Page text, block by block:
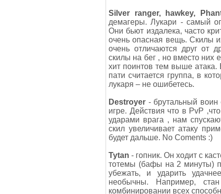
Silver ranger, hawkey,
демагеры. Лукари - самый
Они бьют издалека, часто
очень опасная вещь. Скилы
очень отличаются друг от
скилы на бег , но вместо них
хит поинтов тем выше
пати считается группа, в
лукаря – не ошибетесь.
Destroyer - брутальный
игре. Действия что в PvP
ударами врага , нам
скил увеличивает атаку
будет дальше. No Coments :)
Tytan - гопник. Он ходит с
тотемы (бафы на 2 минуты)
убежать, и ударить
необычны. Например,
комбинировании всех